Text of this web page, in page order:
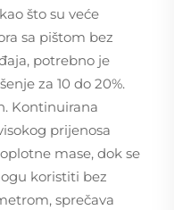
što su veće
sa pištom bez
potrebno je
za 10 do 20%.
Kontinuirana
prijenosa
mase, dok se
koristiti bez
sprečava